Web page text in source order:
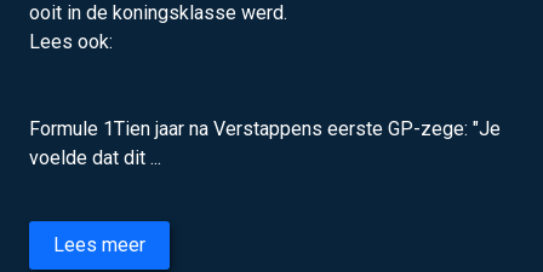
ooit in de koningsklasse werd.
Lees ook:
Formule 1Tien jaar na Verstappens eerste GP-zege: "Je
voelde dat dit ...
Lees meer